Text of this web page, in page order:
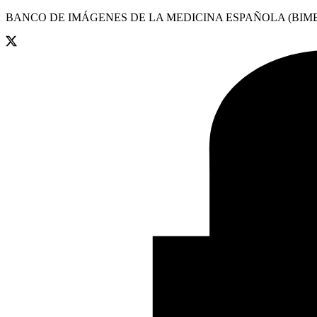
BANCO DE IMÁGENES DE LA MEDICINA ESPAÑOLA